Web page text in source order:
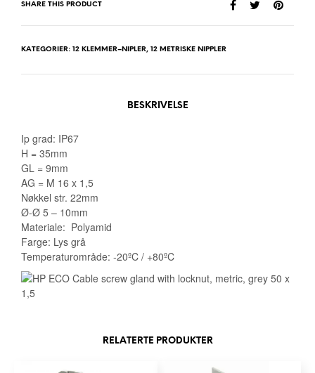
SHARE THIS PRODUCT
KATEGORIER: 12 KLEMMER–NIPLER, 12 METRISKE NIPPLER
BESKRIVELSE
Ip grad: IP67
H = 35mm
GL = 9mm
AG = M 16 x 1,5
Nøkkel str. 22mm
Ø-Ø 5 – 10mm
Materiale: Polyamid
Farge: Lys grå
Temperaturområde: -20ºC / +80ºC
RELATERTE PRODUKTER